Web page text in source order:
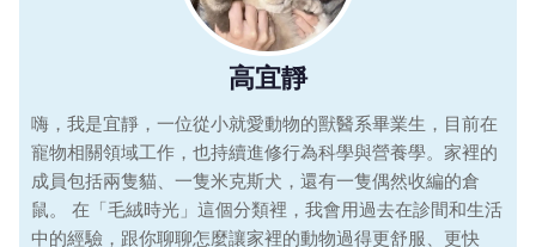
高宜靜
嗨，我是宜靜，一位從小就愛動物的獸醫系畢業生，目前在
寵物相關領域工作，也持續進修行為科學與營養學。家裡的
成員包括兩隻貓、一隻米克斯犬，還有一隻偶然收編的倉
鼠。 在「毛絨時光」這個分類裡，我會用過去在診間和生活
中的經驗，跟你聊聊怎麼讓家裡的動物過得更舒服、更快